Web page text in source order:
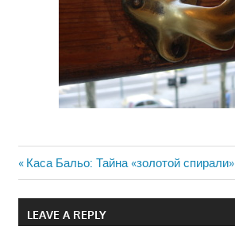
Навигация
по
Previous
Post:
Каса Бальо: Тайна «золотой спирали»
LEAVE A REPLY